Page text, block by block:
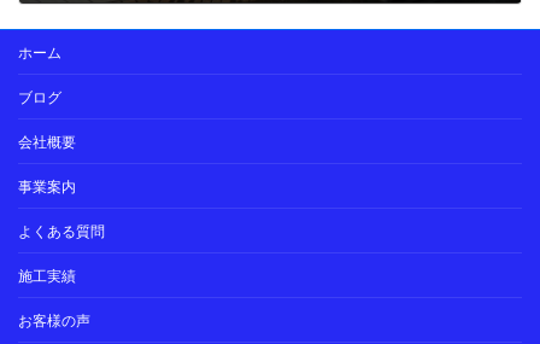
ホーム
ブログ
会社概要
事業案内
よくある質問
施工実績
お客様の声